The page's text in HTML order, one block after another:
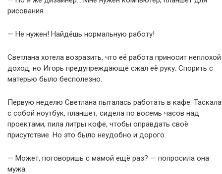
рисования…
— Не нужен! Найдёшь нормальную работу!
Светлана хотела возразить, что её работа приносит неплохой
доход, но Игорь предупреждающе сжал её руку. Спорить с
матерью было бесполезно.
Первую неделю Светлана пыталась работать в кафе. Таскала
с собой ноутбук, планшет, сидела по восемь часов над
проектами, пила литры кофе, чтобы оправдать своё
присутствие. Но это было неудобно и дорого.
— Может, поговоришь с мамой ещё раз? — попросила она
мужа.